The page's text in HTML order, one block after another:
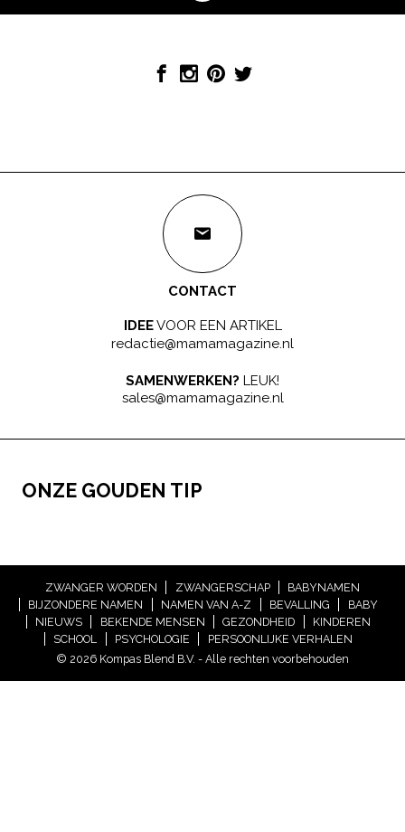
CONTACT
IDEEVOOR EEN ARTIKEL
redactie@mamamagazine.nl
SAMENWERKEN? LEUK!
sales@mamamagazine.nl
ONZE GOUDEN TIP
ZWANGER WORDEN ZWANGERSCHAP
BABYNAMEN
BIJZONDERE NAMEN
NAMEN VAN A-Z BEVALLING
BABY
NIEUWS
BEKENDE MENSEN GEZONDHEID
KINDEREN
SCHOOL
PSYCHOLOGIE
PERSOONLIJKE VERHALEN
© 2026 Kompas Blend B.V. - Alle rechten voorbehouden